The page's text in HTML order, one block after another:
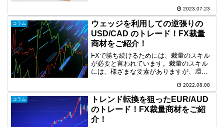
要な要素です。今回は、ファンダメンタ
ルズ要因による相場の勢いとライントレ
ードを利用した短期トレ...
2023.07.23
コラム
ウェッジを利用しての逆張りの
USD/CAD のトレード！FX裁量
商材をご紹介！
FXで勝ち続けるためには、裁量のスキル
が必要と言われています。裁量のスキル
には、様ざまな要素がありますが、環境
で、今回は、長期足の環境認識に基づい
たチャートパターンを利用した逆張りの
トレード事例を取り上げま...
2022.08.08
コラム
トレンド転換を狙ったEUR/AUD
のトレード！FX裁量商材をご紹
介！